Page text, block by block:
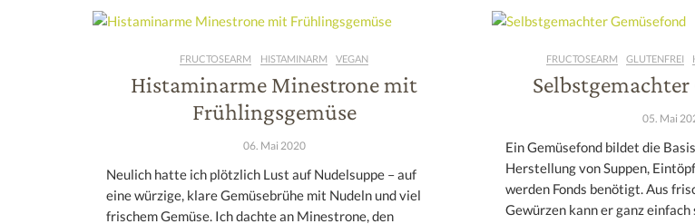
FRUCTOSEARM HISTAMINARM VEGAN
Histaminarme Minestrone mit
Frühlingsgemüse
06. Mai 2020
Neulich hatte ich plötzlich Lust auf Nudelsuppe – auf
eine würzige, klare Gemüsebrühe mit Nudeln und viel
frischem Gemüse. Ich dachte an Minestrone, den
FRUCTOSEARM GLUTENFREI
05. Mai
Ein Gemüsefond bildet die
Herstellung von Suppen,
werden Fonds benötigt. Aus
Gewürzen kann er ganz